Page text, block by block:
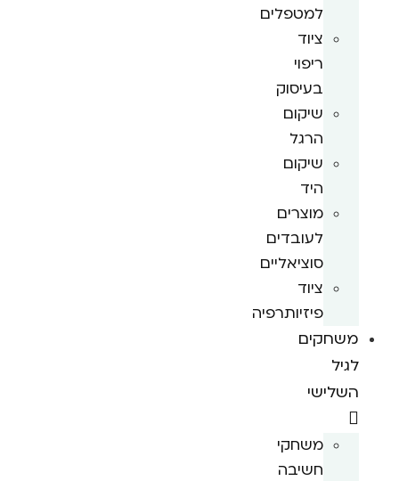
למטפלים
ציוד
ריפוי
בעיסוק
שיקום
הרגל
שיקום
היד
מוצרים
לעובדים
סוציאליים
ציוד
פיזיותרפיה
משחקים
לגיל
השלישי
משחקי
חשיבה